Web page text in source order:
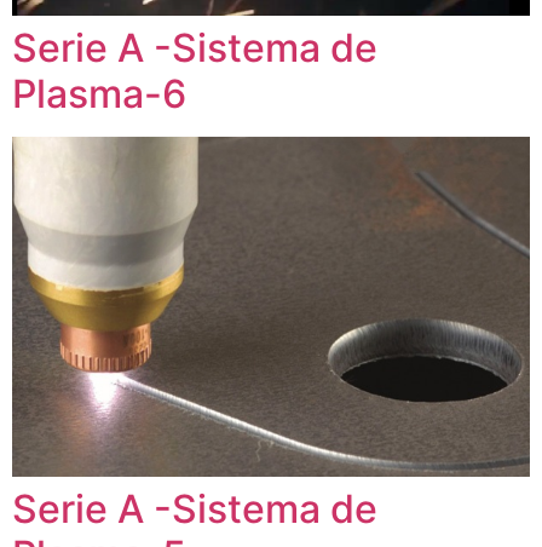
Serie A -Sistema de
Plasma-6
Serie A -Sistema de